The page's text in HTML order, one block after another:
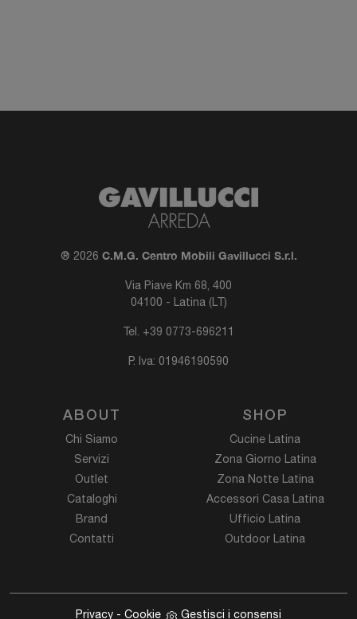
® 2026 C.M.G. Centro Mobili Gavillucci S.r.l.
Via Piave Km 68, 400
04100 - Latina (LT)
Tel. +39 0773-696211
P. Iva: 01946190590
ABOUT
Chi Siamo
Servizi
Outlet
Cataloghi
Brand
Contatti
SHOP
Cucine Latina
Zona Giorno Latina
Zona Notte Latina
Accessori Casa Latina
Ufficio Latina
Outdoor Latina
Privacy - Cookie Gestisci i consensi